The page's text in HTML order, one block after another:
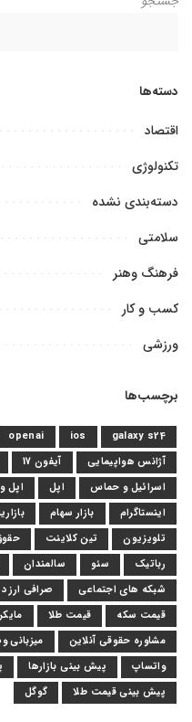
دسته‌ها
اقتصاد
تکنولوژی
دسته‌بندی نشده
سلامتی
فرهنگ وهنر
کسب و کار
ورزشی
برچسب‌ها
galaxy s24
ios
openai
آژانس هواپیمایی
آیفون 17
اسرائیل و حماس
اپل اپل
اینستاگرام
بازار سهام
تلویزیون
تین کلاینت
رباتیک
سئو سالمندان
شبکه های اجتماعی
صرافی ارز
قیمت سکه
قیمت طلا
مشاوره حقوقی آنلاین
میزبانی
واتساپ
پیش بینی بازارها
پیش بینی قیمت طلا
گوگل